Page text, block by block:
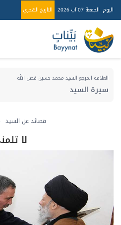
اليوم الجمعة 07 آب 2026 التاريخ الهجري
العلامة المرجع السيد محمد حسين فضل الله
سيرة السيد
قصائد عن السيد
لا